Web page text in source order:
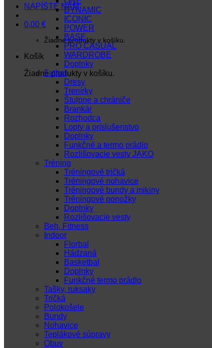
NAPÍŠTE NÁM
0,00 €
Žiadne produkty v košíku.
Košík
Žiadne produkty v košíku.
DYNAMIC
ICONIC
POWER
BASE
PRO CASUAL
WARDROBE
Doplnky
Futbal
Dresy
Trenírky
Štulpne a chrániče
Brankár
Rozhodca
Lopty a príslušenstvo
Doplnky
Funkčné a termo prádlo
Rozlišovacie vesty JAKO
Tréning
Tréningové tričká
Tréningové nohavice
Tréningové bundy a mikiny
Tréningové ponožky
Doplnky
Rozlišovacie vesty
Beh, Fitness
Indoor
Florbal
Hádzaná
Basketbal
Doplnky
Funkčné termo prádlo
Tašky, ruksaky
Tričká
Polokošele
Bundy
Nohavice
Teplákové súpravy
Obuv